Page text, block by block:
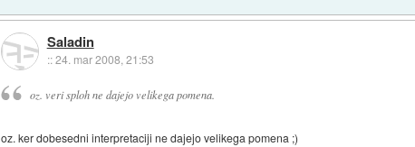
Saladin
::24. mar 2008, 21:53
oz. veri sploh ne dajejo velikega pomena.
oz. ker dobesedni interpretaciji ne dajejo velikega pomena ;)